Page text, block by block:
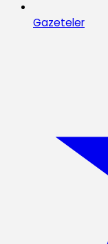
Gazeteler